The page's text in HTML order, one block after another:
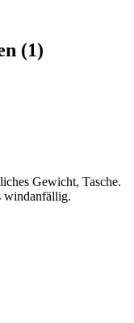
(1)
Gewicht, Tasche.
windanfällig.